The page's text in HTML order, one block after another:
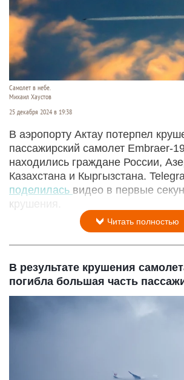
Самолет в небе.
Михаил Хаустов
25 декабря 2024 в 19:38
В аэропорту Актау потерпел
пассажирский самолет Embraer-
находились граждане России,
Казахстана и Кыргызстана.
поделилась видео в первые
крушения.
Читать полностью
В результате крушения
погибла большая часть